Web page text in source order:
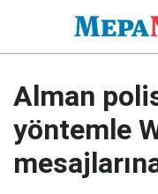
Alman
yöntemle